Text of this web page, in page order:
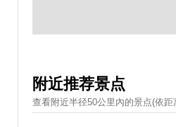
附近推荐景点
查看附近半径50公里內的景点(依距